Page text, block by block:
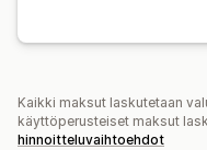
Kaikki maksut laskutetaan
käyttöperusteiset maksut
hinnoitteluvaihtoehdot